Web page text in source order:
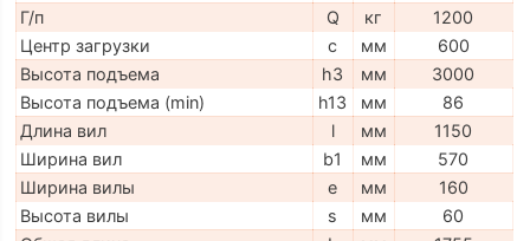
Г/п
Q кг
1200
Центр загрузки
c мм
600
Высота подъема
h3 мм
3000
Высота подъема (min)
h13 мм
86
Длина вил
l мм
1150
Ширина вил
b1 мм
570
Ширина вилы
e мм
160
Высота вилы
s мм
60